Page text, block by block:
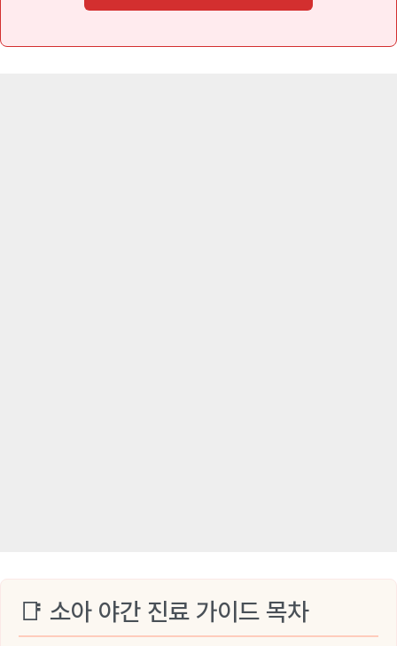
📑 소아 야간 진료 가이드 목차